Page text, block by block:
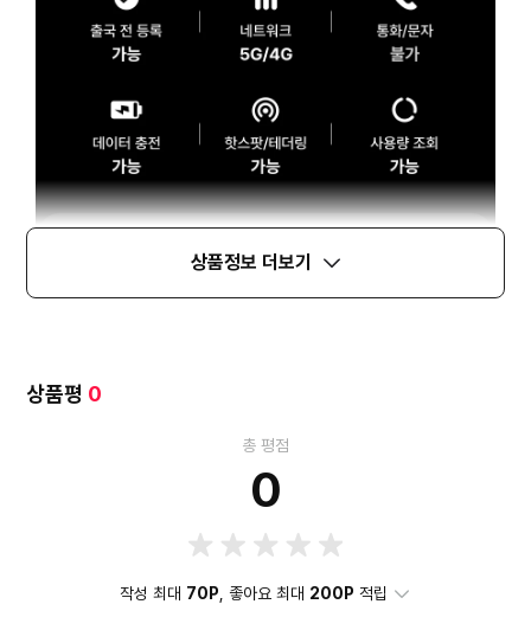
상품정보 더보기
상품평 0
총 평점
0
작성 최대 70P , 좋아요 최대 200P 적립